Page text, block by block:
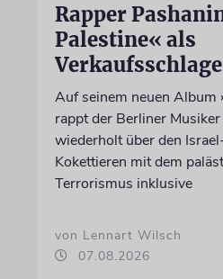
Rapper
Palestine« als
Auf seinem neuen Album
rappt der Berliner
wiederholt über den
Kokettieren mit dem
Terrorismus inklusive
von Lennart Wilsch
07.08.2026